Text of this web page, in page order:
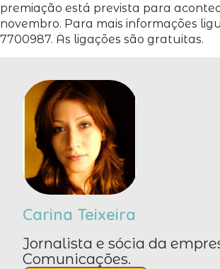
premiação está prevista para
novembro. Para mais informações
7700987. As ligações são gratuitas.
Carina Teixeira
Jornalista e sócia da
Comunicações.